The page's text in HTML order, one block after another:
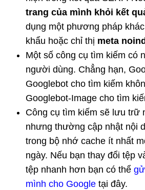
trang của mình khỏi kết
dụng một phương pháp
khẩu hoặc chỉ thị meta
Một số công cụ tìm kiếm có
người dùng. Chẳng hạn,
Googlebot cho tìm kiếm
Googlebot-Image cho tìm
Công cụ tìm kiếm sẽ lưu trữ
nhưng thường cập nhật nội
trong bộ nhớ cache ít nhất
ngày. Nếu bạn thay đổi tệp
tệp nhanh hơn bạn có thể
mình cho Google tại đây.